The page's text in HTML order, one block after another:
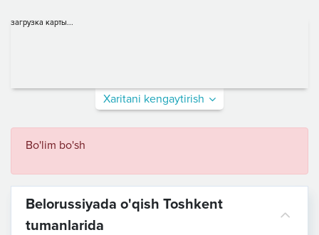
загрузка карты...
Xaritani kengaytirish
Bo'lim bo'sh
Belorussiyada o'qish Toshkent
tumanlarida